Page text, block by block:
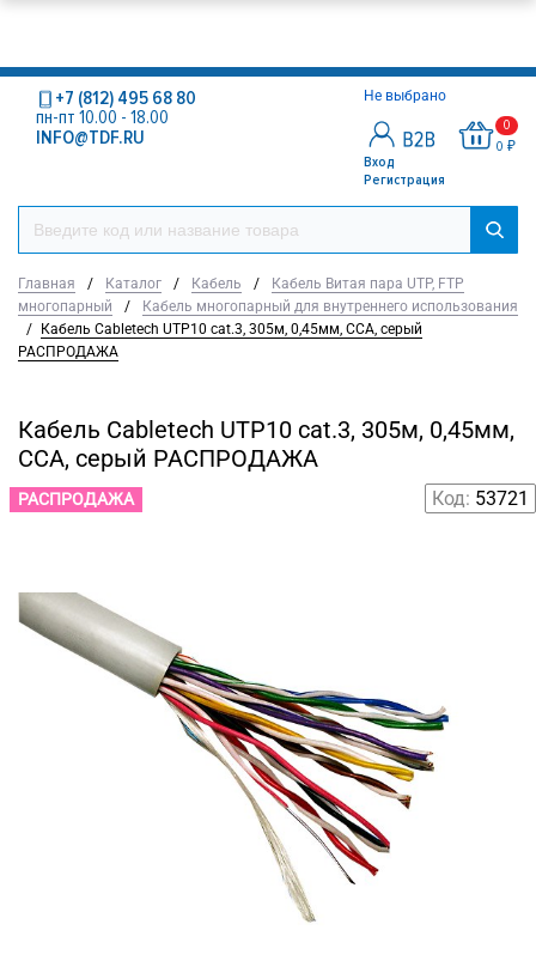
Не выбрано
Вход
Регистрация
0
0 ₽
+7 (812) 495 68 80
пн-пт 10.00 - 18.00
INFO@TDF.RU
Главная / Каталог / Кабель /
Кабель Витая пара UTP, FTP
многопарный
/
Кабель многопарный для внутреннего использования
/
Кабель Cabletech UTP10 cat.3, 305м, 0,45мм, CCA, серый
РАСПРОДАЖА
Кабель Cabletech UTP10 cat.3, 305м, 0,45мм,
CCA, серый РАСПРОДАЖА
РАСПРОДАЖА Код: 53721